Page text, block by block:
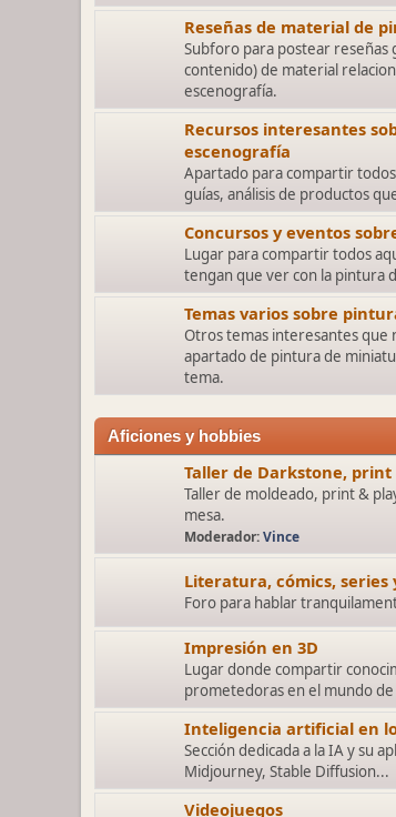
Reseñas de material de
Subforo para postear reseñas
contenido) de material
escenografía.
Recursos interesantes
escenografía
Apartado para compartir
guías, análisis de productos
Concursos y eventos
Lugar para compartir todos
tengan que ver con la pintura
Temas varios sobre
Otros temas interesantes que
apartado de pintura de
tema.
Aficiones y hobbies
Taller de Darkstone, print
Taller de moldeado, print &
mesa.
Moderador:Vince
Literatura, cómics, series
Foro para hablar
Impresión en 3D
Lugar donde compartir
prometedoras en el mundo de
Inteligencia artificial en
Sección dedicada a la IA y su
Midjourney, Stable Diffusion...
Videojuegos